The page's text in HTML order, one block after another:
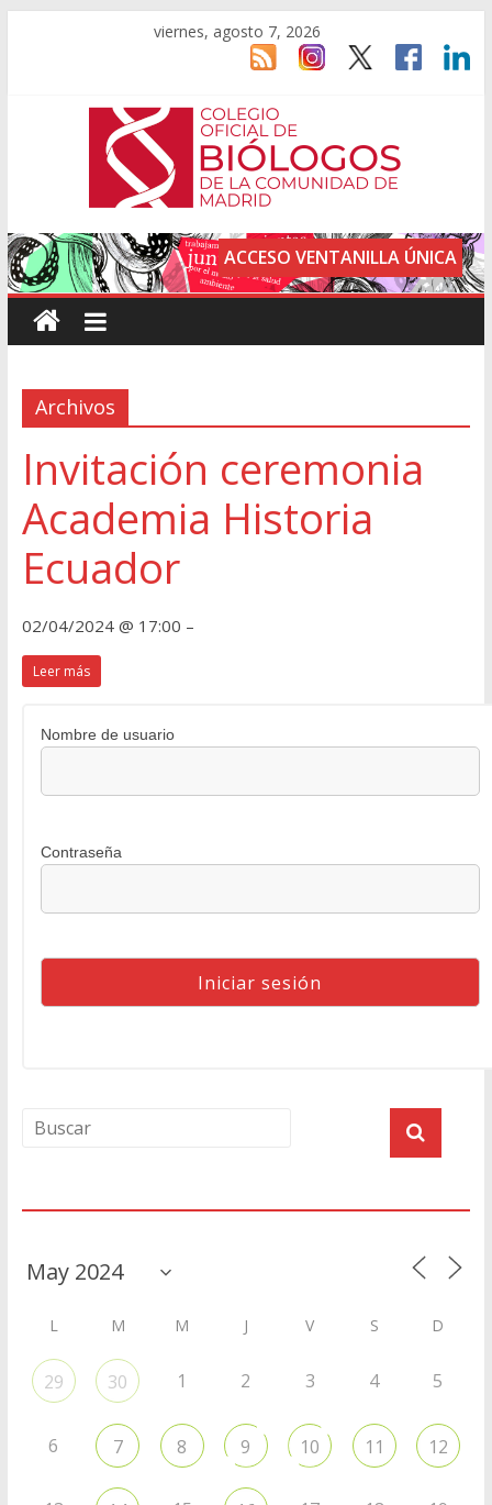
viernes, agosto 7, 2026
ACCESO VENTANILLA ÚNICA
Archivos
Invitación ceremonia
Academia Historia
Ecuador
02/04/2024 @ 17:00 –
Leer más
Nombre de usuario
Contraseña
L M M J V S D
29 30 1 2 3 4 5
6 7 8 9 10 11 12